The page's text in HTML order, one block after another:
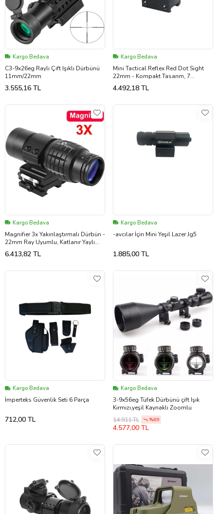
Kargo Bedava
C3-9x26eg Raylı Çift Işıklı Dürbünü
11mm/22mm
3.555,16 TL
Kargo Bedava
Mini Tactical Reflex Red Dot Sight
22mm - Kompakt Tasarım, 7
Kademeli Aydınlatma
4.492,18 TL
Kargo Bedava
Magnifier 3x Yakınlaştırmalı Dürbün -
22mm Ray Uyumlu, Katlanır Yaylı
Ayaklı
6.413,82 TL
Kargo Bedava
-avcılar İçin Mini Yeşil Lazer Jg5
1.885,00 TL
Kargo Bedava
İmperteks Güvenlik Seti 6 Parça
712,00 TL
Kargo Bedava
3-9x56eg Tüfek Dürbünü çift Işık
Kırmızı,yeşil Kaynaklı Zoomlu
14.911 TL
%69
4.577,00 TL